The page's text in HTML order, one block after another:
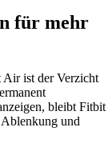
für mehr
Air ist der Verzicht
bleibt Fitbit
und